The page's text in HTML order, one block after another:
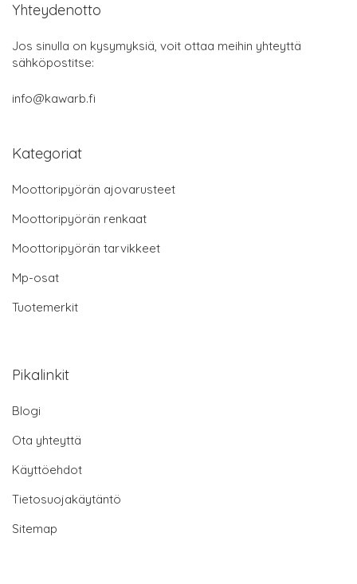
Yhteydenotto
Jos sinulla on kysymyksiä, voit ottaa meihin yhteyttä
sähköpostitse:
info@kawarb.fi
Kategoriat
Moottoripyörän ajovarusteet
Moottoripyörän renkaat
Moottoripyörän tarvikkeet
Mp-osat
Tuotemerkit
Pikalinkit
Blogi
Ota yhteyttä
Käyttöehdot
Tietosuojakäytäntö
Sitemap